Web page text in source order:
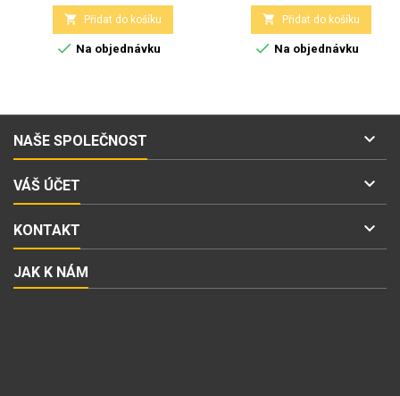
 Přidat do košíku
 Na objednávku
 Přidat do košíku
 Na objednávku
NAŠE SPOLEČNOST 
VÁŠ ÚČET 
KONTAKT 
JAK K NÁM